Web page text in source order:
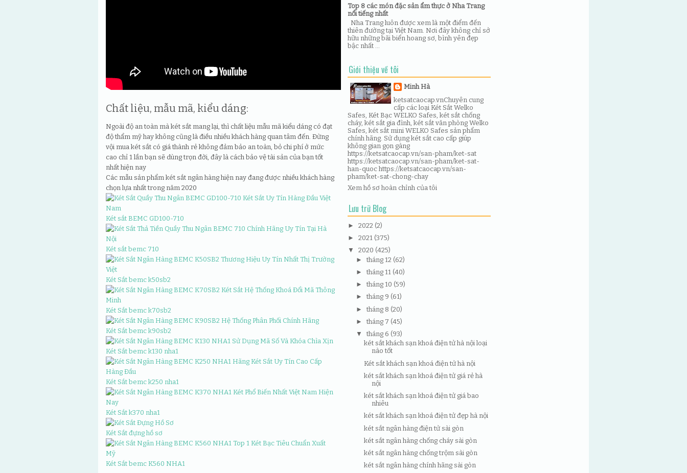
Chất liệu, mẫu mã, kiểu dáng:
Ngoài độ an toàn mà két sắt mang lại, thì chất liệu mẫu mã kiểu dáng có đạt
độ thẩm mỹ hay không cũng là điều nhiều khách hàng quan tâm đến. Đừng
vội mua két sắt có giá thành rẻ không đảm bảo an toàn, bỏ chi phí ở mức
cao chỉ 1 lần bạn sẽ dùng trọn đời, đây là cách bảo vệ tài sản của bạn tốt
nhất hiện nay
Các mẫu sản phẩm két sắt ngân hàng hiện nay đang được nhiều khách hàng
chọn lựa nhất trong năm 2020
Két sắt BEMC GD100-710
Két sắt bemc 710
Két Sắt bemc k50sb2
Két Sắt bemc k70sb2
Két Sắt bemc k90sb2
Két Sắt bemc k130 nha1
Két Sắt bemc k250 nha1
Két Sắt k370 nha1
Két Sắt đựng hồ sơ
Két Sắt bemc K560 NHA1
Top 8 các món đặc sản ẩm thực ở Nha Trang
nổi tiếng nhất
Nha Trang luôn được xem là một điểm đến
thiên đường tại Việt Nam. Nơi đây không chỉ sở
hữu những bãi biển hoang sơ, bình yên đẹp
bậc nhất ...
Giới thiệu về tôi
Minh Hà
ketsatcaocap.vnChuyên cung
cấp các loại Két Sắt Welko
Safes, Két Bạc WELKO Safes, két sắt chống
cháy, két sắt gia đình, két sắt văn phòng Welko
Safes, két sắt mini WELKO Safes sản phẩm
chính hãng. Sử dụng két sắt cao cấp giúp
không gian gọn gàng
https://ketsatcaocap.vn/san-pham/ket-sat
https://ketsatcaocap.vn/san-pham/ket-sat-
han-quoc https://ketsatcaocap.vn/san-
pham/ket-sat-chong-chay
Xem hồ sơ hoàn chỉnh của tôi
Lưu trữ Blog
► 2022 (2)
► 2021 (375)
▼ 2020 (425)
►tháng 12 (62)
►tháng 11 (40)
►tháng 10 (59)
►tháng 9 (61)
►tháng 8 (20)
►tháng 7 (45)
▼tháng 6 (93)
két sắt khách sạn khoá điện tử hà nội loại
nào tốt
Két sắt khách sạn khoá điện tử hà nội
két sắt khách sạn khoá điện tử giá rẻ hà
nội
két sắt khách sạn khoá điện tử giá bao
nhiêu
két sắt khách sạn khoá điện tử đẹp hà nội
két sắt ngân hàng điện tử sài gòn
két sắt ngân hàng chống cháy sài gòn
két sắt ngân hàng chống trộm sài gòn
két sắt ngân hàng chính hãng sài gòn